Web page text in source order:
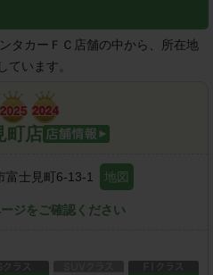
タカーＦＣ店舗の中から、所在地
ています。
町店
富士見町6-13-1 地図
ージをご確認ください